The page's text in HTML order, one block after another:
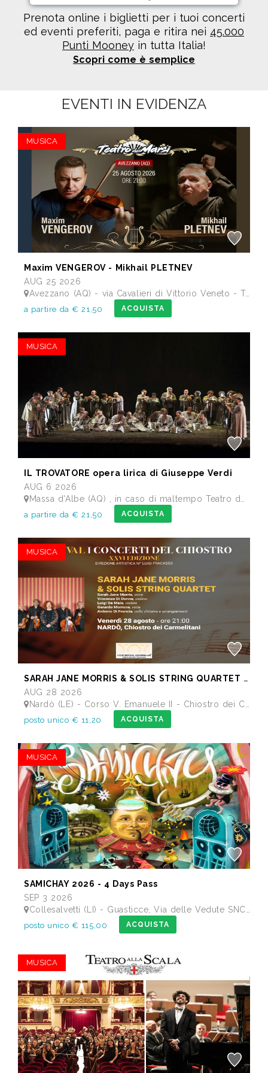
Prenota online i biglietti per i tuoi concerti
ed eventi preferiti, paga e ritira nei 45.000
Punti Mooney in tutta Italia!
Scopri come è semplice
EVENTI IN EVIDENZA
MUSICA
Maxim VENGEROV - Mikhail PLETNEV
AUG 25 2026
Avezzano (AQ) - via Cavalieri di Vittorio Veneto - Teatro dei Marsi
a partire da € 21,50 ACQUISTA
MUSICA
IL TROVATORE opera lirica di Giuseppe Verdi
AUG 6 2026
Massa d'Albe (AQ) , in caso di maltempo Teatro dei Marsi Avezzano AQ - Anfiteatro Romano di Alba Fucens
a partire da € 21,50 ACQUISTA
MUSICA
SARAH JANE MORRIS & SOLIS STRING QUARTET - Festival I Concerti del Chiostro
AUG 28 2026
Nardò (LE) - Corso V. Emanuele II - Chiostro dei Carmelitani
posto unico € 11,20 ACQUISTA
MUSICA
SAMICHAY 2026 - 4 Days Pass
SEP 3 2026
Collesalvetti (LI) - Guasticce, Via delle Vedute SNC - Lago Alberto, Tenuta Bellavista Insuese
posto unico € 115,00 ACQUISTA
MUSICA